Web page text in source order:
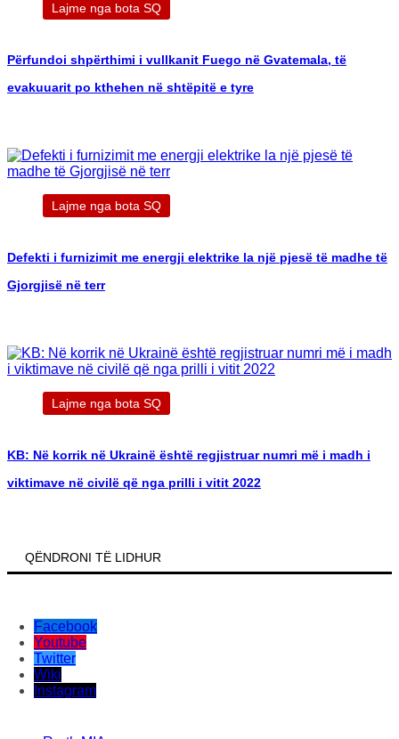
Lajme nga bota SQ
Përfundoi shpërthimi i vullkanit Fuego në Gvatemala, të
evakuuarit po kthehen në shtëpitë e tyre
Lajme nga bota SQ
Defekti i furnizimit me energji elektrike la një pjesë të madhe të
Gjorgjisë në terr
Lajme nga bota SQ
KB: Në korrik në Ukrainë është regjistruar numri më i madh i
viktimave në civilë që nga prilli i vitit 2022
QËNDRONI TË LIDHUR
Facebook
Youtube
Twitter
Wiki
Instagram